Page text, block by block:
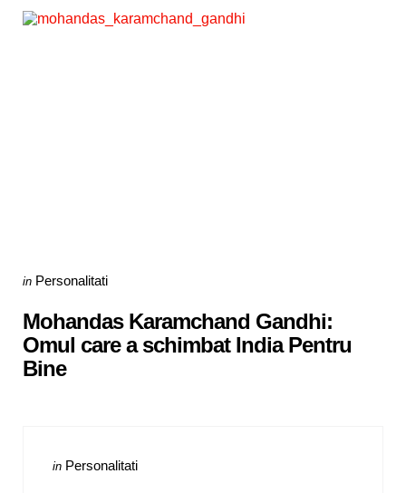
Categories
Posted
in Personalitati
Mohandas Karamchand Gandhi:
Omul care a schimbat India Pentru
Bine
Categories
Posted
in Personalitati